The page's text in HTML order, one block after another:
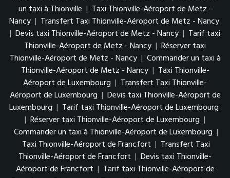
un taxi à Thionville | Taxi Thionville-Aéroport de Metz -
Nancy | Transfert Taxi Thionville-Aéroport de Metz - Nancy
| Devis taxi Thionville-Aéroport de Metz - Nancy | Tarif taxi
Thionville-Aéroport de Metz - Nancy | Réserver taxi
Thionville-Aéroport de Metz - Nancy | Commander un taxi à
Thionville-Aéroport de Metz - Nancy | Taxi Thionville-
Aéroport de Luxembourg | Transfert Taxi Thionville-
Aéroport de Luxembourg | Devis taxi Thionville-Aéroport de
Luxembourg | Tarif taxi Thionville-Aéroport de Luxembourg
| Réserver taxi Thionville-Aéroport de Luxembourg |
Commander un taxi à Thionville-Aéroport de Luxembourg |
Taxi Thionville-Aéroport de Francfort | Transfert Taxi
Thionville-Aéroport de Francfort | Devis taxi Thionville-
Aéroport de Francfort | Tarif taxi Thionville-Aéroport de